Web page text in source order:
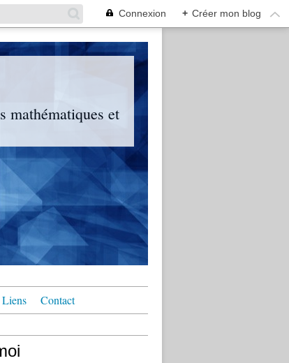
Connexion + Créer mon blog
mathématiques et
Liens Contact